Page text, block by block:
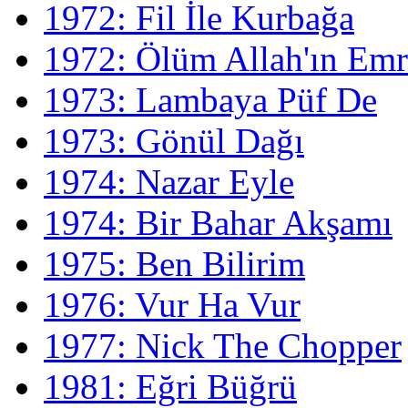
1972: Fil İle Kurbağa
1972: Ölüm Allah'ın
1973: Lambaya Püf De
1973: Gönül Dağı
1974: Nazar Eyle
1974: Bir Bahar Akşamı
1975: Ben Bilirim
1976: Vur Ha Vur
1977: Nick The Chopper
1981: Eğri Büğrü